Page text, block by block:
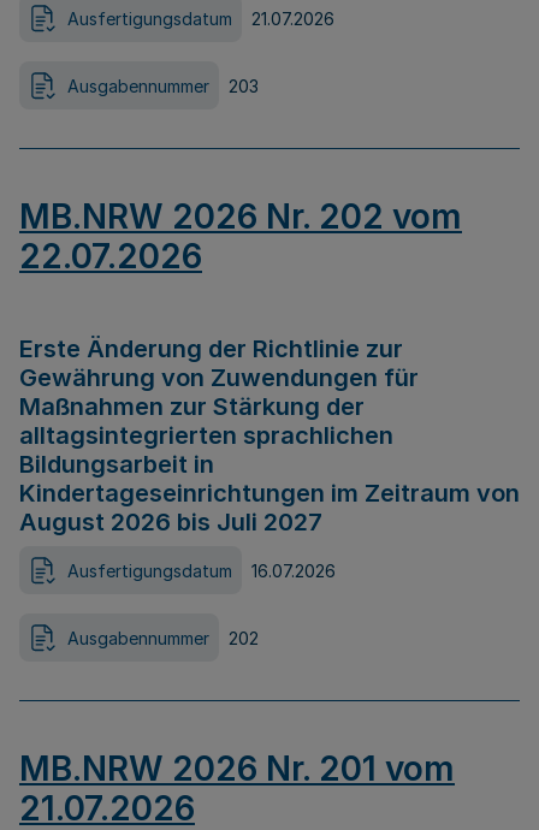
Ausfertigungsdatum 21.07.2026
Ausgabennummer 203
MB.NRW 2026 Nr. 202 vom
22.07.2026
Erste Änderung der Richtlinie zur
Gewährung von Zuwendungen für
Maßnahmen zur Stärkung der
alltagsintegrierten sprachlichen
Bildungsarbeit in
Kindertageseinrichtungen im Zeitraum von
August 2026 bis Juli 2027
Ausfertigungsdatum 16.07.2026
Ausgabennummer 202
MB.NRW 2026 Nr. 201 vom
21.07.2026